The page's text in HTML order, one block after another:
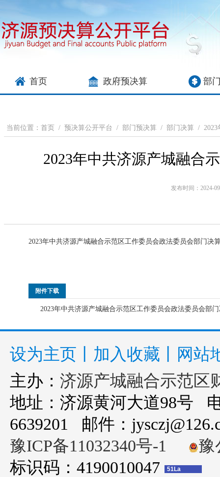
首页 政府预决算 部
当前位置： 首页 / 预决算公开平台 / 部门预决算 / 部门决算 / 2023
2023年中共济源产城融合
发布时间：2024-
2023年中共济源产城融合示范区工作委员会政法委员会部门决
附件下载
2023年中共济源产城融合示范区工作委员会政法委员会部
设为主页 加入收藏
网站
主办： 济源产城融合示范区
地址：济源黄河大道98号
6639201 邮件：
豫ICP备11032340号-1
豫
标识码：4190010047
51La